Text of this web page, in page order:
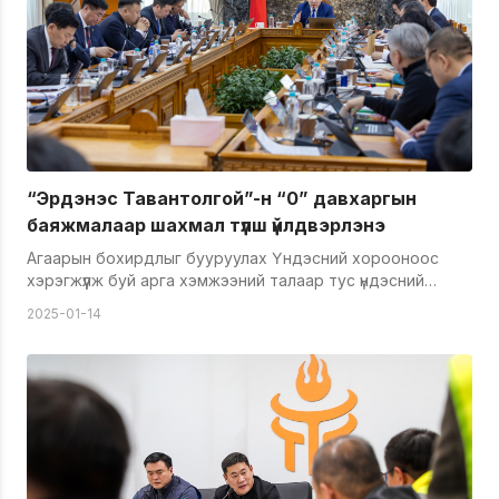
“Эрдэнэс Тавантолгой”-н “0” давхаргын
баяжмалаар шахмал түлш үйлдвэрлэнэ
Агаарын бохирдлыг бууруулах Үндэсний хорооноос
хэрэгжүүлж буй арга хэмжээний талаар тус үндэсний
өөрчлөлтийн сайд С.Одонтуяа танилцуулга
ХХК-тай байгуулсан&nbsp; түүхий эд нийлүүлэх гэрээ
дууссан, &nbsp;"Тавантолгой түлш" ХХК-ийн шахмал
түлшний түүхий эдийг шинэчлэх, өөрчлөх хэрэгцээ
шаардлага үүсэж байгаатай холбогдуулан шахмал түлшний
чанарыг сайжруулах зорилгоор үндсэн түүхий эдийг
өөрчлөх талаар холбогдох судалгаанууд хийжээ.
2025-01-14